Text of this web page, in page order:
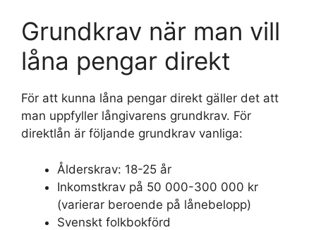
Grundkrav när man vill
låna pengar direkt
För att kunna låna pengar direkt gäller det att
man uppfyller långivarens grundkrav. För
direktlån är följande grundkrav vanliga:
Ålderskrav: 18-25 år
Inkomstkrav på 50 000-300 000 kr
(varierar beroende på lånebelopp)
Svenskt folkbokförd